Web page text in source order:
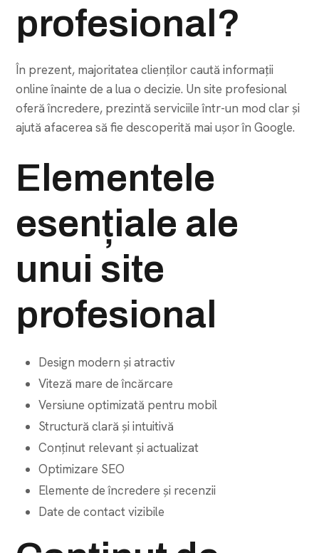
profesional?
În prezent, majoritatea clienților caută informații
online înainte de a lua o decizie. Un site profesional
oferă încredere, prezintă serviciile într-un mod clar și
ajută afacerea să fie descoperită mai ușor în Google.
Elementele
esențiale ale
unui site
profesional
Design modern și atractiv
Viteză mare de încărcare
Versiune optimizată pentru mobil
Structură clară și intuitivă
Conținut relevant și actualizat
Optimizare SEO
Elemente de încredere și recenzii
Date de contact vizibile